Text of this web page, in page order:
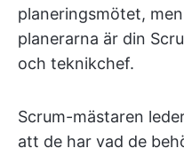
planeringsmötet,
planerarna är din
och teknikchef.
Scrum-mästaren
att de har vad de